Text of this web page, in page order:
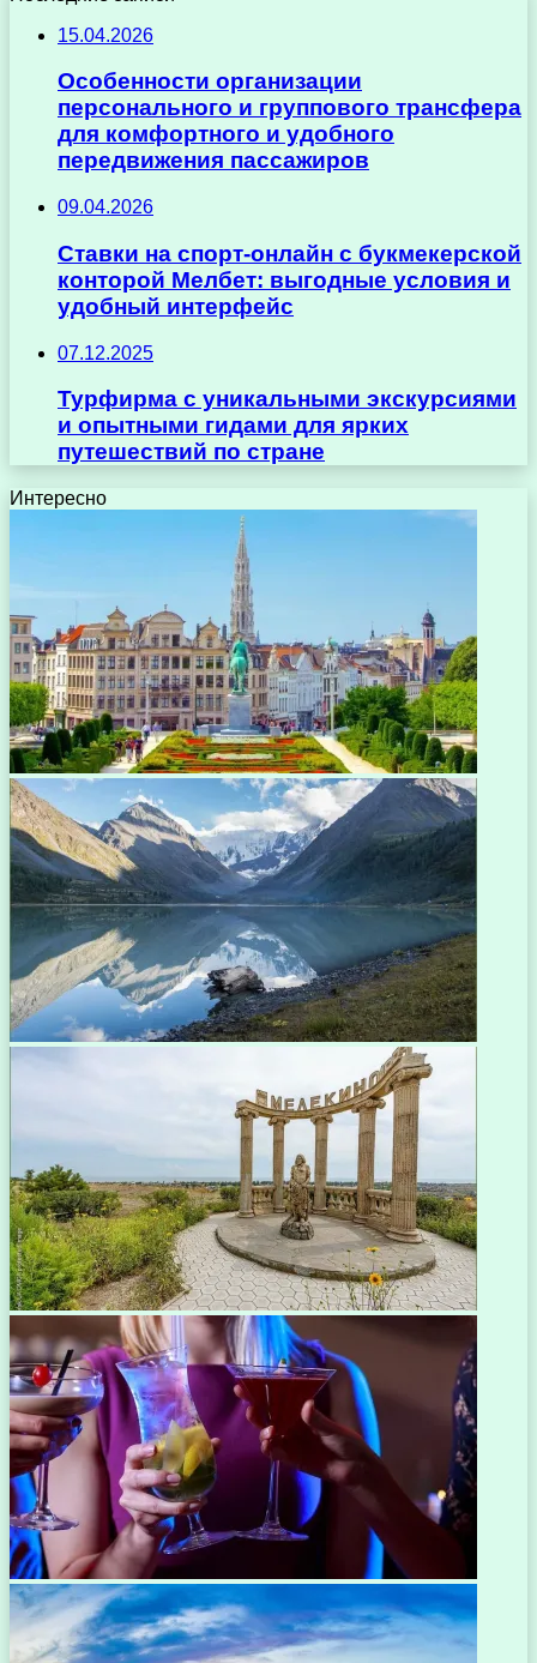
15.04.2026
Особенности организации
персонального и группового трансфера
для комфортного и удобного
передвижения пассажиров
09.04.2026
Ставки на спорт-онлайн с букмекерской
конторой Мелбет: выгодные условия и
удобный интерфейс
07.12.2025
Турфирма с уникальными экскурсиями
и опытными гидами для ярких
путешествий по стране
Интересно